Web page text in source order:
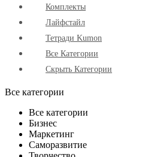
Комплекты
Лайфстайл
Тетради Kumon
Все Категории
Скрыть Категории
Все категории
Все категории
Бизнес
Маркетинг
Саморазвитие